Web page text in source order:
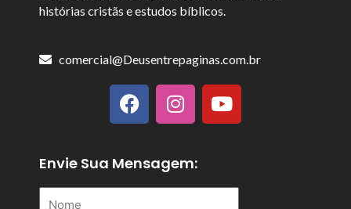
histórias cristãs e estudos bíblicos.
comercial@Deusentrepaginas.com.br
F
a
c
b
o
I
n
s
a
g
Y
o
u
b
Envie Sua Mensagem: